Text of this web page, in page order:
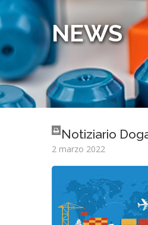
NEWS
Notiziario
2 marzo 2022